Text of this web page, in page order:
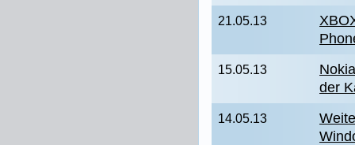
21.05.13
15.05.13
der
14.05.13